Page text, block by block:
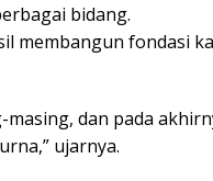
bidang.
membangun fondasi
dan pada
ujarnya.